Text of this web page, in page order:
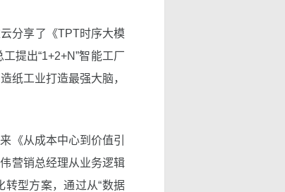
分享了《TPT时序大模
提出“1+2+N”智能工厂
纸工业打造最强大脑，
《从成本中心到价值引
营销总经理从业务逻辑
型方案，通过从“数据